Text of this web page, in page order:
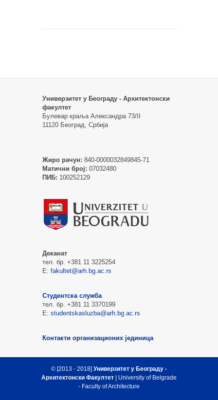
Универзитет у Београду - Архитектонски
факултет
Булевар краља Александра 73/II
11120 Београд, Србија
Жиро рачун: 840-0000032849845-71
Матични број: 07032480
ПИБ: 100252129
Деканат
тел. бр. +381 11 3225254
Е: fakultet@arh.bg.ac.rs
Студентска служба
тел. бр. +381 11 3370199
Е: studentskasluzba@arh.bg.ac.rs
Контакти организационих јединица
© [2013 - 2018] Универзитет у Београду -
Архитектонски Факултет | University of Belgrade
- Faculty of Architecture